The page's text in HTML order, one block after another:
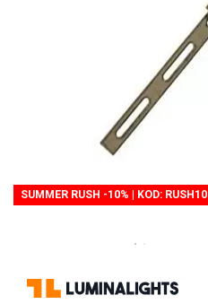
SUMMER RUSH -10% | KOD: RUSH10